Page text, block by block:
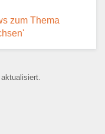
zum Thema